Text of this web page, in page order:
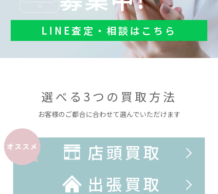
LINE査定・相談はこちら
選べる3つの買取方法
お客様のご都合に合わせて選んでいただけます
オススメ
店頭買取
出張買取